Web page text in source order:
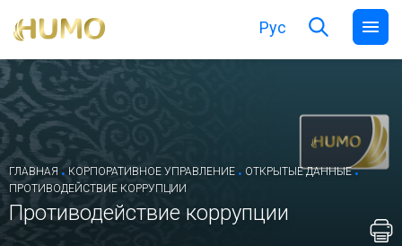
Рус
ГЛАВНАЯ . КОРПОРАТИВНОЕ УПРАВЛЕНИЕ . ОТКРЫТЫЕ ДАННЫЕ .
ПРОТИВОДЕЙСТВИЕ КОРРУПЦИИ
Противодействие коррупции